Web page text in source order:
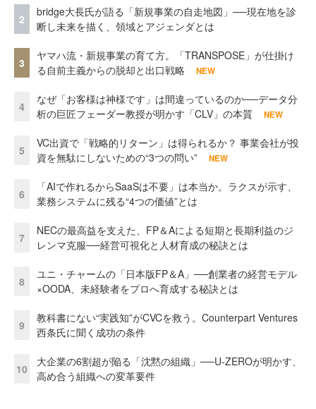
2
bridge大長氏が語る「新規事業の自走地図」──現在地を診
断し未来を描く、領域とアジェンダとは
3
ヤマハ流・新規事業の育て方。「TRANSPOSE」が仕掛け
る自前主義からの脱却と出口戦略
NEW
4
なぜ「お客様は神様です」は間違っているのか──データ分
析の巨匠フェーダー教授が明かす「CLV」の本質
NEW
5
VC出資で「戦略的リターン」は得られるか？ 事業会社が投
資を無駄にしないための“3つの問い”
NEW
6
「AIで作れるからSaaSは不要」は本当か。ラクスが示す、
業務システムに残る“4つの価値”とは
7
NECの最高益を支えた、FP＆Aによる短期と長期利益のジ
レンマ克服──経営可視化と人材育成の秘訣とは
8
ユニ・チャームの「日本版FP＆A」──創業者の経営モデル
×OODA、未経験者をプロへ育成する秘訣とは
9
教科書にない“実践知”がCVCを救う。Counterpart Ventures
西条氏に聞く成功の条件
10
大企業の6割超が陥る「沈黙の組織」──U-ZEROが明かす、
高め合う組織への変革要件